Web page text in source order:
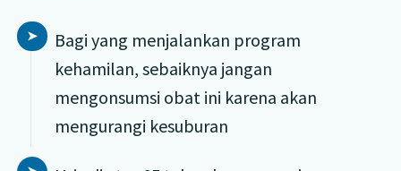
Bagi yang menjalankan program
kehamilan, sebaiknya jangan
mengonsumsi obat ini karena akan
mengurangi kesuburan